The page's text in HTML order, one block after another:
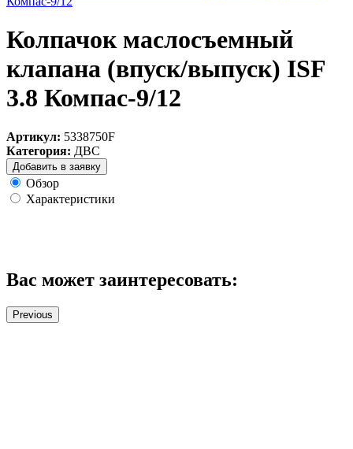
Колпачок маслосъемный
клапана (впуск/выпуск) ISF
3.8 Компас-9/12
Артикул: 5338750F
Категория: ДВС
Добавить в заявку
Обзор
Характеристики
Вас может заинтересовать:
Previous